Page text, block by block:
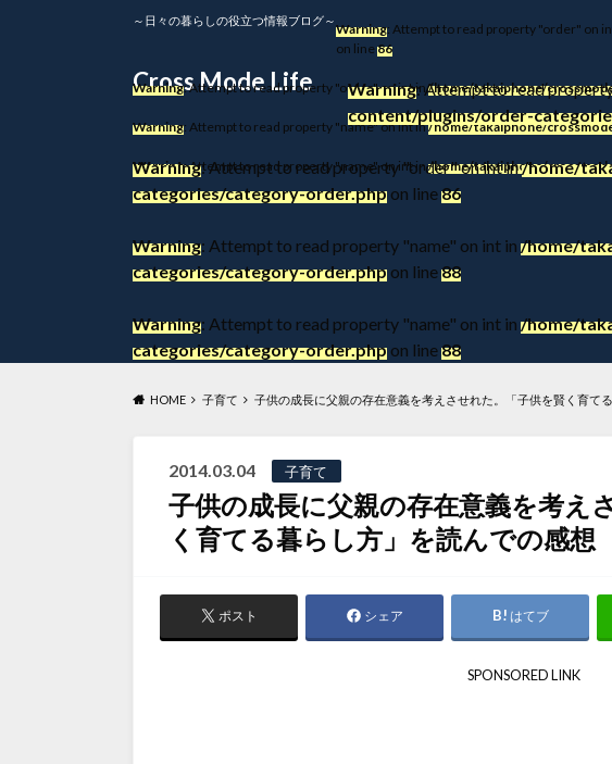
Cross Mode Life
～日々の暮らしの役立つ情報ブログ～
Warning: Attempt to read property "order" on
on line 86
Warning: Attempt to read property "order" on int in/home/takaiphone/
Warning: Attempt to read property "name" on int in/home/takaiphone/
Warning: Attempt to read property "name" on int in/home/takaiphone/
Warning: Attempt to read
content/plugins/order-
Warning: Attempt to read property "order" on int in/home/
categories/category-order.php on line86
Warning: Attempt to read property "name" on int in /home/
categories/category-order.php on line88
Warning: Attempt to read property "name" on int in /home/
categories/category-order.php on line88
HOME 子育て 子供の成長に父親の存在意義を考えさせれた。「子供を賢く育て
2014.03.04 子育て
子供の成長に父親の存在意義を考え
く育てる暮らし方」を読んでの感想
ポスト シェア はてブ
SPONSORED LINK